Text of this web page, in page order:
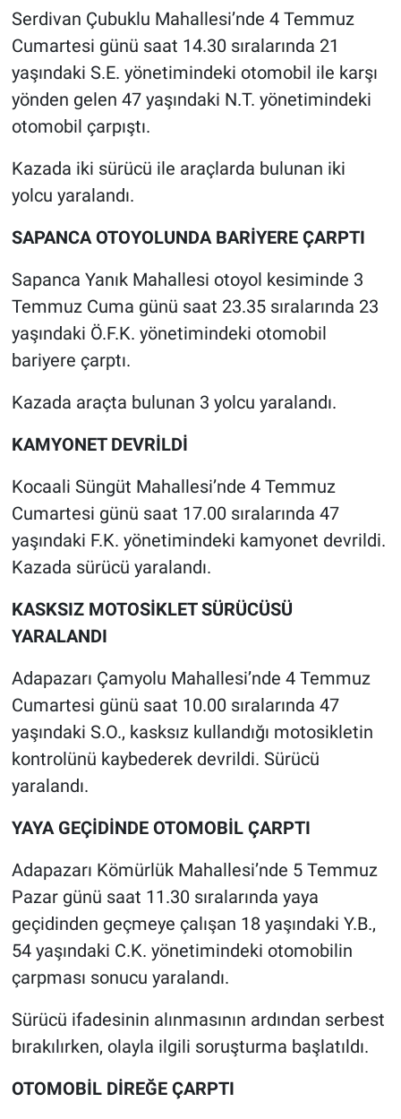
Serdivan Çubuklu Mahallesi’nde 4 Temmuz
Cumartesi günü saat 14.30 sıralarında 21
yaşındaki S.E. yönetimindeki otomobil ile karşı
yönden gelen 47 yaşındaki N.T. yönetimindeki
otomobil çarpıştı.
Kazada iki sürücü ile araçlarda bulunan iki
yolcu yaralandı.
SAPANCA OTOYOLUNDA BARİYERE ÇARPTI
Sapanca Yanık Mahallesi otoyol kesiminde 3
Temmuz Cuma günü saat 23.35 sıralarında 23
yaşındaki Ö.F.K. yönetimindeki otomobil
bariyere çarptı.
Kazada araçta bulunan 3 yolcu yaralandı.
KAMYONET DEVRİLDİ
Kocaali Süngüt Mahallesi’nde 4 Temmuz
Cumartesi günü saat 17.00 sıralarında 47
yaşındaki F.K. yönetimindeki kamyonet devrildi.
Kazada sürücü yaralandı.
KASKSIZ MOTOSİKLET SÜRÜCÜSÜ
YARALANDI
Adapazarı Çamyolu Mahallesi’nde 4 Temmuz
Cumartesi günü saat 10.00 sıralarında 47
yaşındaki S.O., kasksız kullandığı motosikletin
kontrolünü kaybederek devrildi. Sürücü
yaralandı.
YAYA GEÇİDİNDE OTOMOBİL ÇARPTI
Adapazarı Kömürlük Mahallesi’nde 5 Temmuz
Pazar günü saat 11.30 sıralarında yaya
geçidinden geçmeye çalışan 18 yaşındaki Y.B.,
54 yaşındaki C.K. yönetimindeki otomobilin
çarpması sonucu yaralandı.
Sürücü ifadesinin alınmasının ardından serbest
bırakılırken, olayla ilgili soruşturma başlatıldı.
OTOMOBİL DİREĞE ÇARPTI